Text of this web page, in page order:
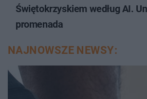
Świętokrzyskiem według AI.
promenada
NAJNOWSZE NEWSY: